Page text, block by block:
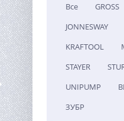
Все
GROSS
JONNESWAY
KRAFTOOL
STAYER
UNIPUMP
ЗУБР